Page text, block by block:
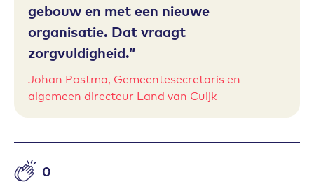
gebouw en met een nieuwe
organisatie. Dat vraagt
zorgvuldigheid.
Johan Postma, Gemeentesecretaris en
algemeen directeur Land van Cuijk
Aantal likes
0